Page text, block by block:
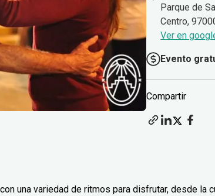
Parque de
Centro,
Ver en
Evento
Compartir
una variedad de ritmos para disfrutar, desde la